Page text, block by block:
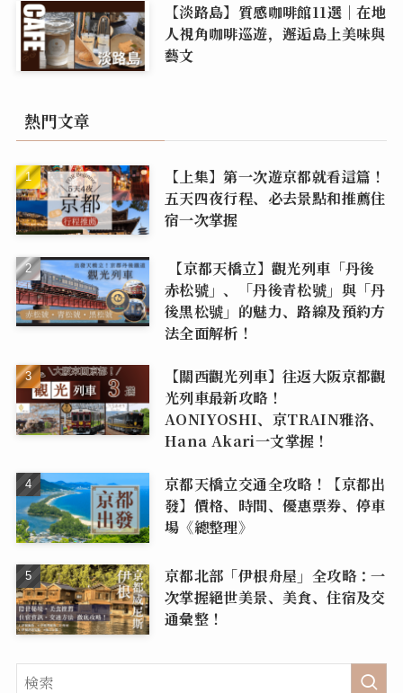
【淡路島】質感咖啡館11選｜在地
人視角咖啡巡遊，邂逅島上美味與
藝文
熱門文章
【上集】第一次遊京都就看這篇！
五天四夜行程、必去景點和推薦住
宿一次掌握
【京都天橋立】觀光列車「丹後
赤松號」、「丹後青松號」與「丹
後黑松號」的魅力、路線及預約方
法全面解析！
【關西觀光列車】往返大阪京都觀
光列車最新攻略！
AONIYOSHI、京TRAIN雅洛、
Hana Akari一文掌握！
京都天橋立交通全攻略！【京都出
發】價格、時間、優惠票券、停車
場《總整理》
京都北部「伊根舟屋」全攻略：一
次掌握絕世美景、美食、住宿及交
通彙整！